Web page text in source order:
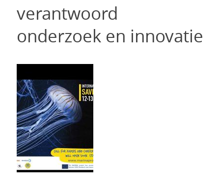
verantwoord
onderzoek en innovatie